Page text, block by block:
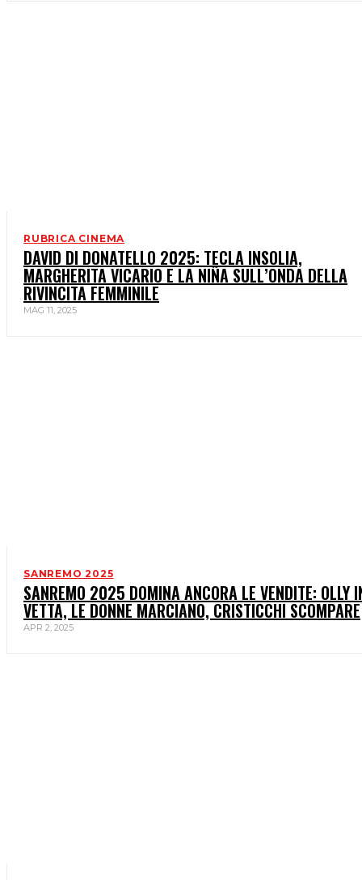
RUBRICA CINEMA
DAVID DI DONATELLO 2025: TECLA INSOLIA,
MARGHERITA VICARIO E LA NIÑA SULL’ONDA DELLA
RIVINCITA FEMMINILE
MAG 11, 2025
SANREMO 2025
SANREMO 2025 DOMINA ANCORA LE VENDITE: OLLY
VETTA, LE DONNE MARCIANO, CRISTICCHI SCOMPARE
APR 2, 2025